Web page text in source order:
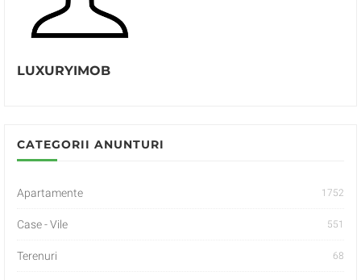
LUXURYIMOB
CATEGORII ANUNTURI
Apartamente 1752
Case - Vile 551
Terenuri 68